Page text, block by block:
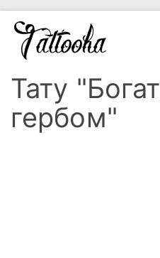
Тату
гербом"